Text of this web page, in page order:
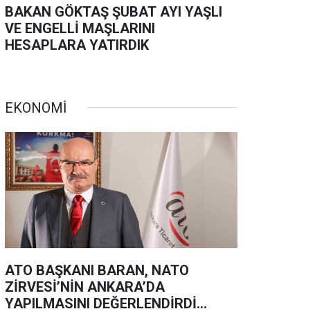
BAKAN GÖKTAŞ ŞUBAT AYI YAŞLI
VE ENGELLİ MAŞLARINI
HESAPLARA YATIRDIK
EKONOMİ
ATO BAŞKANI BARAN, NATO
ZİRVESİ’NİN ANKARA’DA
YAPILMASINI DEĞERLENDİRDİ…